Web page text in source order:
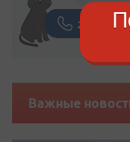
Важные